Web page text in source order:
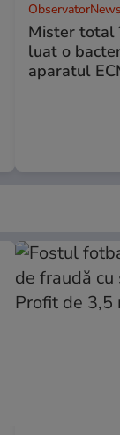
Mister total
luat o
aparatul